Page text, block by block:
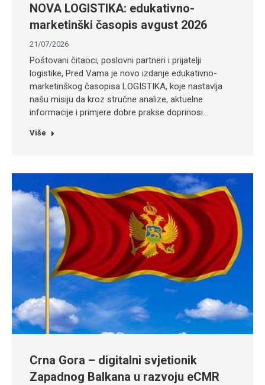
NOVA LOGISTIKA: edukativno-
marketinški časopis avgust 2026
21/07/2026
Poštovani čitaoci, poslovni partneri i prijatelji
logistike, Pred Vama je novo izdanje edukativno-
marketinškog časopisa LOGISTIKA, koje nastavlja
našu misiju da kroz stručne analize, aktuelne
informacije i primjere dobre prakse doprinosi…
Više
Crna Gora – digitalni svjetionik
Zapadnog Balkana u razvoju eCMR